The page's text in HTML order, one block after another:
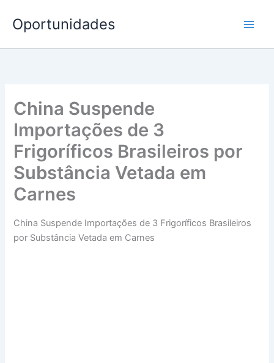
para
conteúdo
Oportunidades
China Suspende
Importações de 3
Frigoríficos Brasileiros por
Substância Vetada em
Carnes
China Suspende Importações de 3 Frigoríficos Brasileiros
por Substância Vetada em Carnes